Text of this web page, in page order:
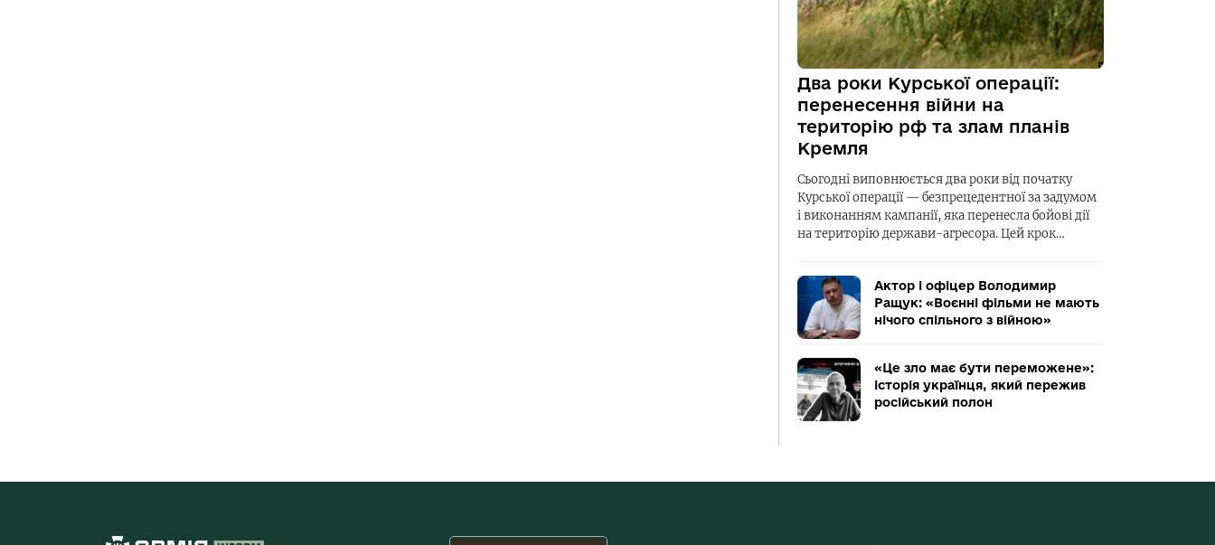
Два роки Курської операції:
перенесення війни на
територію рф та злам планів
Кремля
Сьогодні виповнюється два роки від початку
Курської операції — безпрецедентної за задумом
і виконанням кампанії, яка перенесла бойові дії
на територію держави-агресора. Цей крок…
Актор і офіцер Володимир
Ращук: «Воєнні фільми не мають
нічого спільного з війною»
«Це зло має бути переможене»:
історія українця, який пережив
російський полон